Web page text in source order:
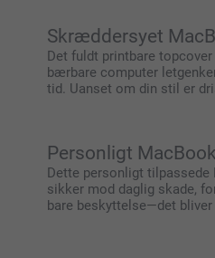
Skræddersyet
Det fuldt printbare
bærbare computer
tid. Uanset om din stil er
Personligt
Dette personligt
sikker mod daglig skade,
bare beskyttelse—det